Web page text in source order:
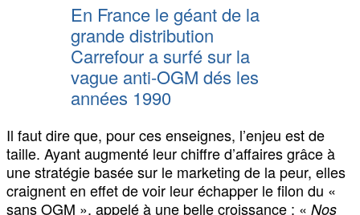
En France le géant de la
grande distribution
Carrefour a surfé sur la
vague anti-OGM dés les
années 1990
Il faut dire que, pour ces enseignes, l’enjeu est de
taille. Ayant augmenté leur chiffre d’affaires grâce à
une stratégie basée sur le marketing de la peur, elles
craignent en effet de voir leur échapper le filon du «
sans OGM », appelé à une belle croissance : « Nos